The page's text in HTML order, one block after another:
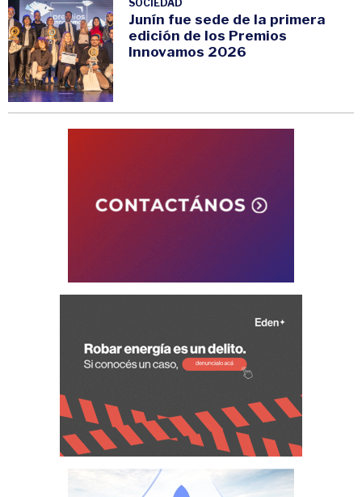
SOCIEDAD
Junín fue sede de la primera
edición de los Premios
Innovamos 2026